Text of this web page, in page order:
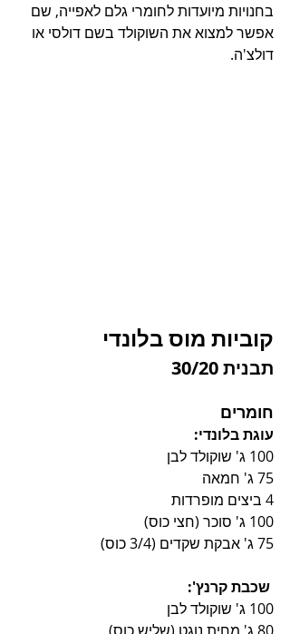
בחנויות מיועדות לחומרי גלם לאפייה, שם
אפשר למצוא את השוקולד בשם דולסי או
דולצ'ה.
קוביות מוס בלונדי
תבנית 30/20
חומרים
עוגת בלונדי:
100 ג' שוקולד לבן
75 ג' חמאה
4 ביצים מופרדות
100 ג' סוכר (חצי כוס)
75 ג' אבקת שקדים (3/4 כוס)
100 ג' שוקולד לבן